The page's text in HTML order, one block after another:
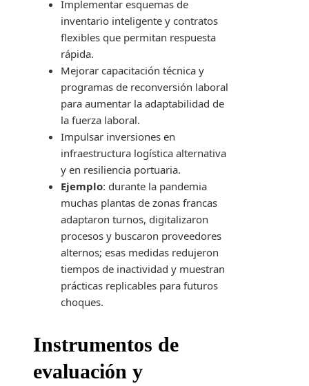
Implementar esquemas de
inventario inteligente y contratos
flexibles que permitan respuesta
rápida.
Mejorar capacitación técnica y
programas de reconversión laboral
para aumentar la adaptabilidad de
la fuerza laboral.
Impulsar inversiones en
infraestructura logística alternativa
y en resiliencia portuaria.
Ejemplo: durante la pandemia
muchas plantas de zonas francas
adaptaron turnos, digitalizaron
procesos y buscaron proveedores
alternos; esas medidas redujeron
tiempos de inactividad y muestran
prácticas replicables para futuros
choques.
Instrumentos de
evaluación y